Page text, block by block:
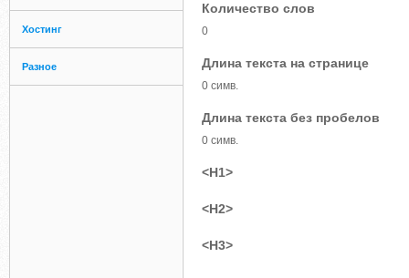
Хостинг
Разное
Количество слов
0
Длина текста на странице
0 симв.
Длина текста без пробелов
0 симв.
<H1>
<H2>
<H3>